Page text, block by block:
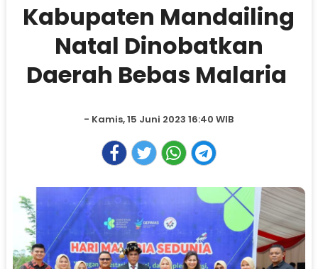
Kabupaten Mandailing
Natal Dinobatkan
Daerah Bebas Malaria
- Kamis, 15 Juni 2023 16:40 WIB